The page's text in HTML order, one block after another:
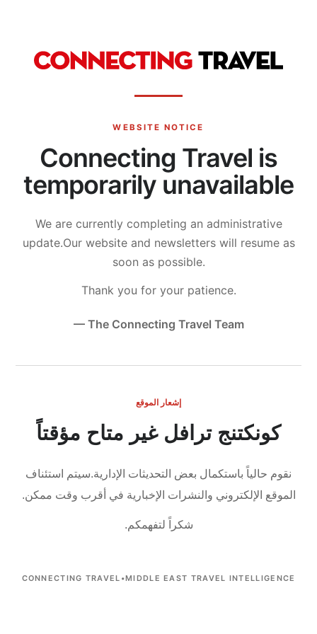
WEBSITE NOTICE
Connecting Travel is
temporarily unavailable
We are currently completing an administrative
update.Our website and newsletters will resume as
soon as possible.
Thank you for your patience.
— The Connecting Travel Team
إشعار الموقع
كونكتنج ترافل غير متاح مؤقتاً
نقوم حالياً باستكمال بعض التحديثات الإدارية.سيتم استئناف
الموقع الإلكتروني والنشرات الإخبارية في أقرب وقت ممكن.
شكراً لتفهمكم.
CONNECTING TRAVEL •MIDDLE EAST TRAVEL INTELLIGENCE